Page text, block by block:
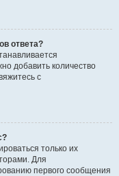
ответа?
добавить количество
с
только их
Для
первого сообщения